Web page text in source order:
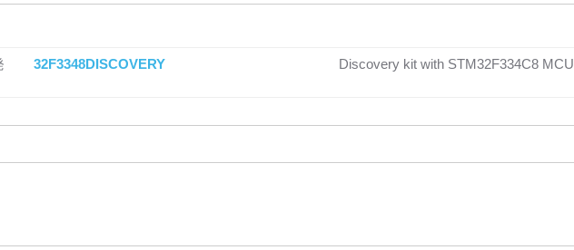
32F3348DISCOVERY Discovery kit with STM32F334C8 MCU